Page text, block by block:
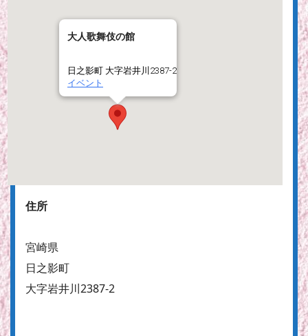
大人歌舞伎の館
日之影町 大字岩井川2387-2
イベント
住所
宮崎県
日之影町
大字岩井川2387-2